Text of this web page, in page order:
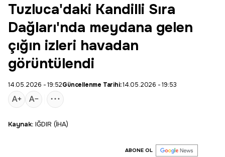
Tuzluca'daki Kandilli Sıra
Dağları'nda meydana gelen
çığın izleri havadan
görüntülendi
14.05.2026 - 19:52Güncellenme Tarihi:14.05.2026 - 19:53
Kaynak: IĞDIR (İHA)
ABONE OL